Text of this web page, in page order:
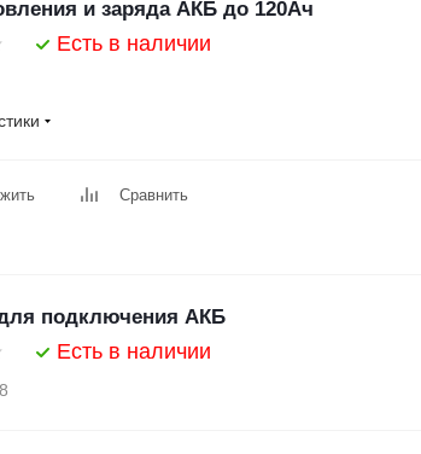
и заряда АКБ до 120Ач
Есть в наличии
Сравнить
подключения АКБ
Есть в наличии